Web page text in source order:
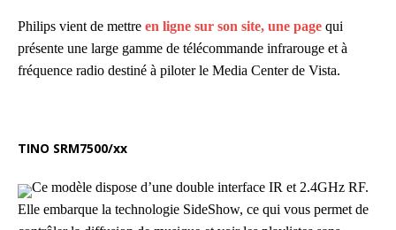
Philips vient de mettre en ligne sur son site, une page qui
présente une large gamme de télécommande infrarouge et à
fréquence radio destiné à piloter le Media Center de Vista.
TINO SRM7500/xx
Ce modèle dispose d’une double interface IR et 2.4GHz RF.
Elle embarque la technologie SideShow, ce qui vous permet de